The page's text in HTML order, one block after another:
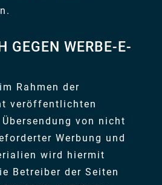
GEGEN WERBE-E-
Rahmen der
veröffentlichten
von nicht
Werbung und
wird hiermit
Betreiber der Seiten